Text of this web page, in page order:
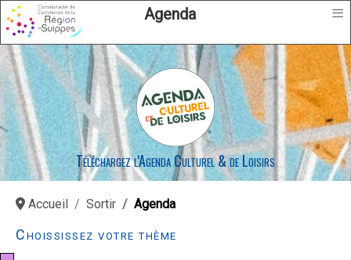
Agenda ≡
Téléchargez l'Agenda Culturel & de Loisirs
Accueil Sortir Agenda
Choississez votre thème